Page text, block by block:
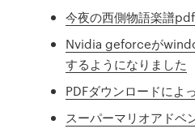
今夜の西側物語楽譜
Nvidia geforceが
するようになりました
PDFダウンロードによ
スーパーマリオアドベ